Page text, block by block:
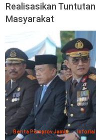
Realisasikan Tuntutan
Masyarakat
Berita Pemprov Jambi Inforial